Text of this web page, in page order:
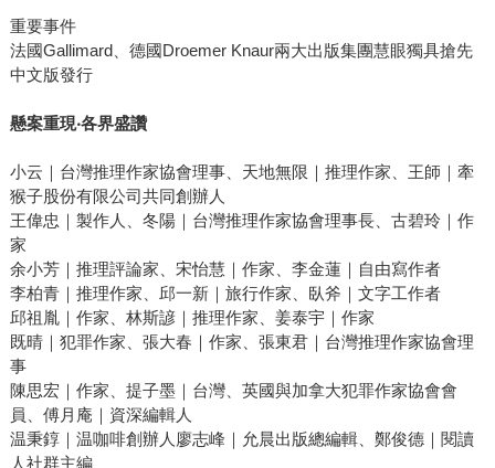
重要事件
法國Gallimard、德國Droemer Knaur兩大出版集團慧眼獨具搶先
中文版發行
懸案重現‧各界盛讚
小云｜台灣推理作家協會理事、天地無限｜推理作家、王師｜牽
猴子股份有限公司共同創辦人
王偉忠｜製作人、冬陽｜台灣推理作家協會理事長、古碧玲｜作
家
余小芳｜推理評論家、宋怡慧｜作家、李金蓮｜自由寫作者
李柏青｜推理作家、邱一新｜旅行作家、臥斧｜文字工作者
邱祖胤｜作家、林斯諺｜推理作家、姜泰宇｜作家
既晴｜犯罪作家、張大春｜作家、張東君｜台灣推理作家協會理
事
陳思宏｜作家、提子墨｜台灣、英國與加拿大犯罪作家協會會
員、傅月庵｜資深編輯人
温秉錞｜温咖啡創辦人廖志峰｜允晨出版總編輯、鄭俊德｜閱讀
人社群主編